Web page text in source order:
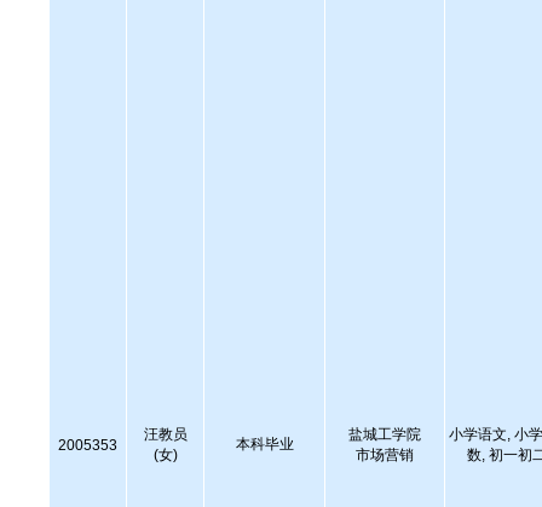
2005353
汪教员
(女)
本科毕业
盐城工学院
市场营销
小学语文, 小
数, 初一初